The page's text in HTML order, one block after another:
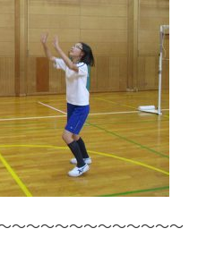
～～～～～～～～～～～～